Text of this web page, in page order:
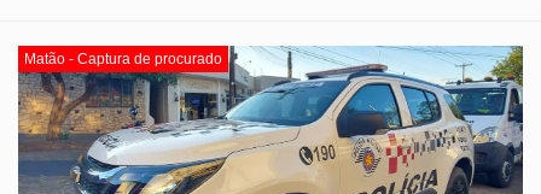
Matão - Captura de procurado